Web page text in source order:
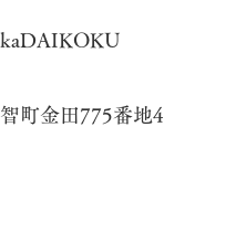
町金田775番地4